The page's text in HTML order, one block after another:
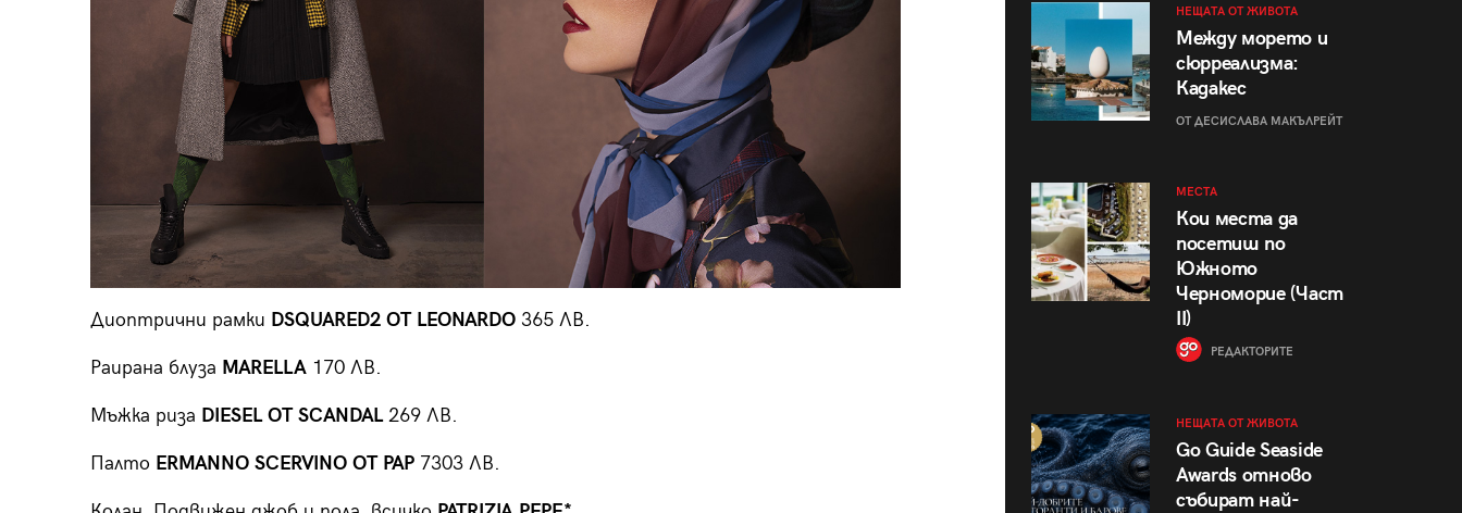
Диоптрични рамки DSQUARED2 ОТ LEONARDO365 ЛВ.
Раирана блуза MARELLA170 ЛВ.
Мъжка риза DIESEL ОТ SCANDAL269 ЛВ.
Палто ERMANNO SCERVINO ОТ PAP7303 ЛВ.
НЕЩАТА ОТ ЖИВОТА
Между морето и
сюрреализма:
Кадакес
ОТ ДЕСИСЛАВА МАКЪЛРЕЙТ
МЕСТА
Кои места да
посетиш по
Южното
Черноморие (Част
II)
РЕДАКТОРИТЕ
НЕЩАТА ОТ ЖИВОТА
Go Guide Seaside
Awards отново
събират най-